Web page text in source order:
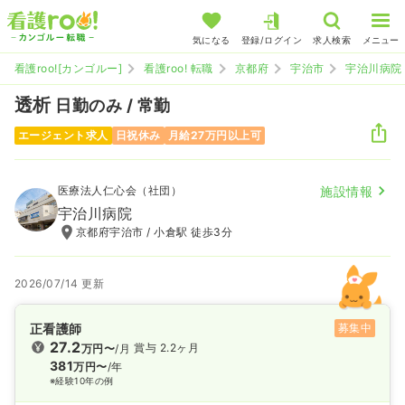
気になる 登録/ログイン 求人検索 メニュー
看護roo![カンゴルー] 看護roo! 転職 京都府 宇治市 宇治川病院
透析日勤のみ / 常勤
エージェント求人 日祝休み 月給27万円以上可
医療法人仁心会（社団） 施設情報
宇治川病院
京都府宇治市 / 小倉駅 徒歩3分
2026/07/14 更新
正看護師 募集中
27.2万円〜/月
381万円〜/年
※経験10年の例
賞与 2.2ヶ月